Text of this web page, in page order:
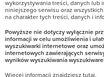
wykorzystywania treści, danych lub
niniejszego serwisu oraz
na charakter tych treści, danych i
Powyższe nie dotyczy wyłącznie
informacji w celu umożliwienia i
wyszukiwarki internetowe oraz
internetowych zawierających
wyników wyszukiwania
Więcej informacji znajdziesz tutaj.